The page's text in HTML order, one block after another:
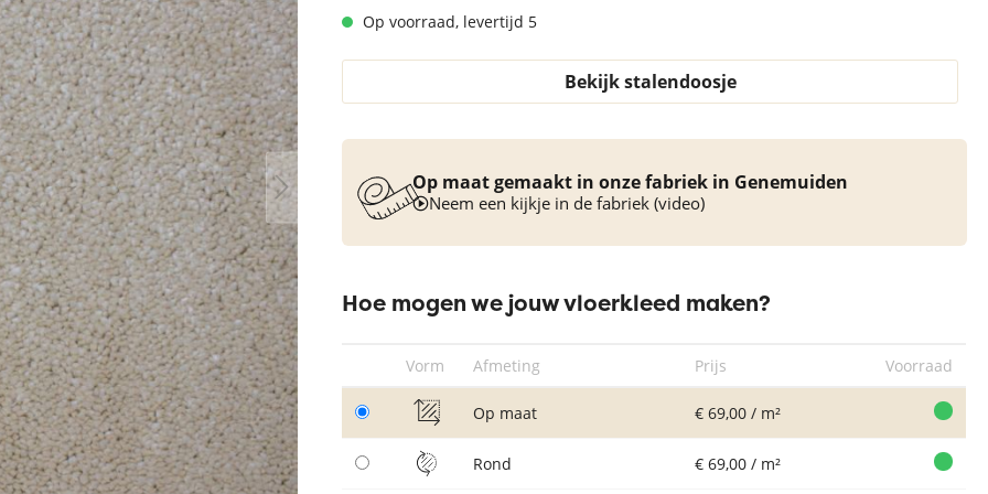
Vloerkleed turquoise
Op voorraad, levertijd 5
Bekijk stalendoosje
Op maat gemaakt in onze fabriek in Genemuiden
Neem een kijkje in de fabriek (video)
Hoe mogen we jouw vloerkleed maken?
Vorm Afmeting Prijs Voorraad
Op maat € 69,00 / m²
Rond € 69,00 / m²